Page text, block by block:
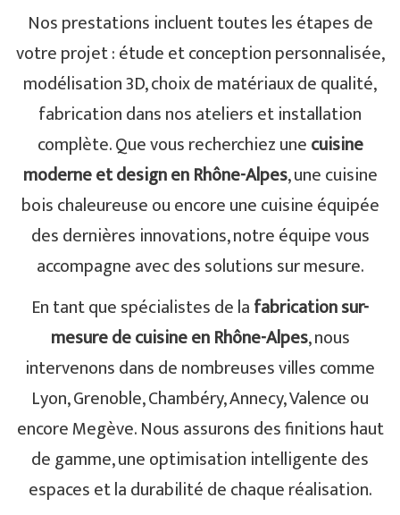
Nos prestations incluent toutes les étapes de
votre projet : étude et conception personnalisée,
modélisation 3D, choix de matériaux de qualité,
fabrication dans nos ateliers et installation
complète. Que vous recherchiez unecuisine
moderne et design en Rhône-Alpes, une cuisine
bois chaleureuse ou encore une cuisine équipée
des dernières innovations, notre équipe vous
accompagne avec des solutions sur mesure.
En tant que spécialistes de lafabrication sur-
mesure de cuisine en Rhône-Alpes, nous
intervenons dans de nombreuses villes comme
Lyon, Grenoble, Chambéry, Annecy, Valence ou
encore Megève. Nous assurons des finitions haut
de gamme, une optimisation intelligente des
espaces et la durabilité de chaque réalisation.